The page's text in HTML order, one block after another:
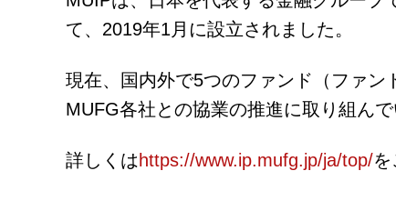
て、2019年1月に設立されました。
現在、国内外で5つのファンド（ファ
MUFG各社との協業の推進に取り組んで
詳しくはhttps://www.ip.mufg.jp/ja/top/を